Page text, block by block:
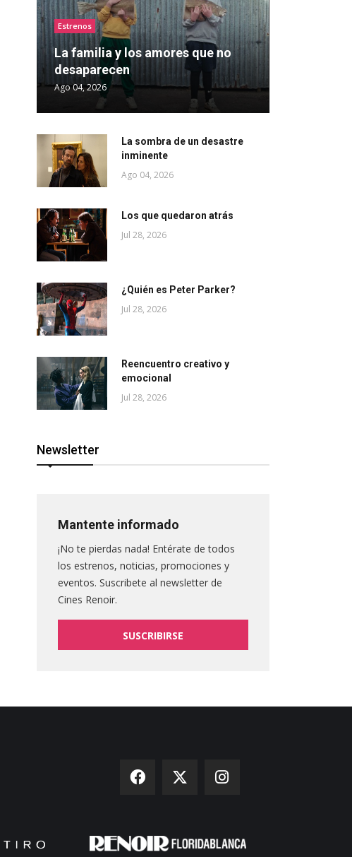
Estrenos
La familia y los amores que no
desaparecen
Ago 04, 2026
La sombra de un desastre
inminente
Ago 04, 2026
Los que quedaron atrás
Jul 28, 2026
¿Quién es Peter Parker?
Jul 28, 2026
Reencuentro creativo y
emocional
Jul 28, 2026
Newsletter
Mantente informado
¡No te pierdas nada! Entérate de todos
los estrenos, noticias, promociones y
eventos. Suscribete al newsletter de
Cines Renoir.
SUSCRIBIRSE